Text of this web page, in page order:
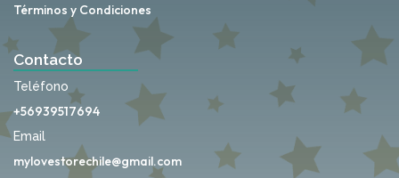
Términos y Condiciones
Contacto
Teléfono
+56939517694
Email
mylovestorechile@gmail.com